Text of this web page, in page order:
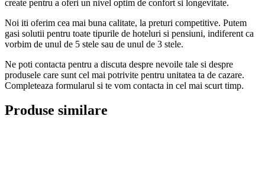
create pentru a oferi un nivel optim de confort si longevitate.
Noi iti oferim cea mai buna calitate, la preturi competitive. Putem
gasi solutii pentru toate tipurile de hoteluri si pensiuni, indiferent ca
vorbim de unul de 5 stele sau de unul de 3 stele.
Ne poti contacta pentru a discuta despre nevoile tale si despre
produsele care sunt cel mai potrivite pentru unitatea ta de cazare.
Completeaza formularul si te vom contacta in cel mai scurt timp.
Produse similare